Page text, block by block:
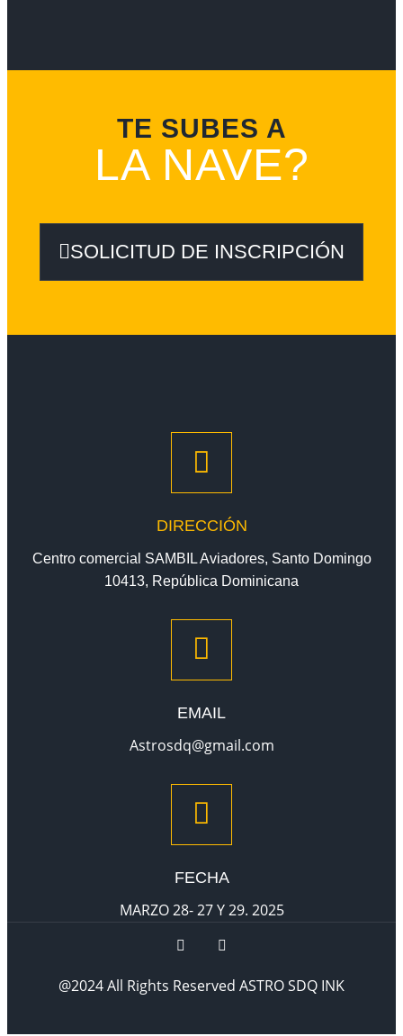
TE SUBES A
LA NAVE?
SOLICITUD DE INSCRIPCIÓN
DIRECCIÓN
Centro comercial SAMBIL Aviadores, Santo Domingo
10413, República Dominicana
EMAIL
Astrosdq@gmail.com
FECHA
MARZO 28- 27 Y 29. 2025
@2024 All Rights Reserved ASTRO SDQ INK